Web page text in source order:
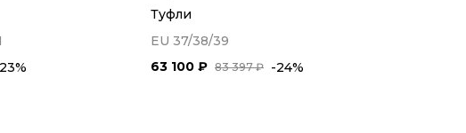
Туфли
EU 37/38/39
83 397 ₽
63 100 ₽ -24%